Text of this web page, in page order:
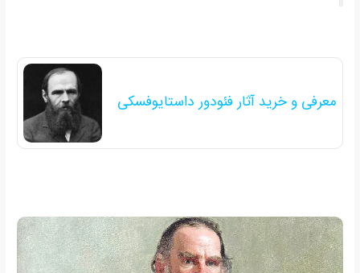
معرفی و خرید آثار فئودور داستایوفسکی